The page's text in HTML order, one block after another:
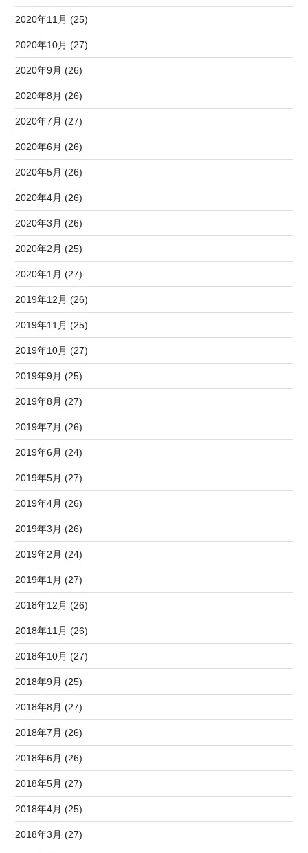
2020年11月 (25)
2020年10月 (27)
2020年9月 (26)
2020年8月 (26)
2020年7月 (27)
2020年6月 (26)
2020年5月 (26)
2020年4月 (26)
2020年3月 (26)
2020年2月 (25)
2020年1月 (27)
2019年12月 (26)
2019年11月 (25)
2019年10月 (27)
2019年9月 (25)
2019年8月 (27)
2019年7月 (26)
2019年6月 (24)
2019年5月 (27)
2019年4月 (26)
2019年3月 (26)
2019年2月 (24)
2019年1月 (27)
2018年12月 (26)
2018年11月 (26)
2018年10月 (27)
2018年9月 (25)
2018年8月 (27)
2018年7月 (26)
2018年6月 (26)
2018年5月 (27)
2018年4月 (25)
2018年3月 (27)